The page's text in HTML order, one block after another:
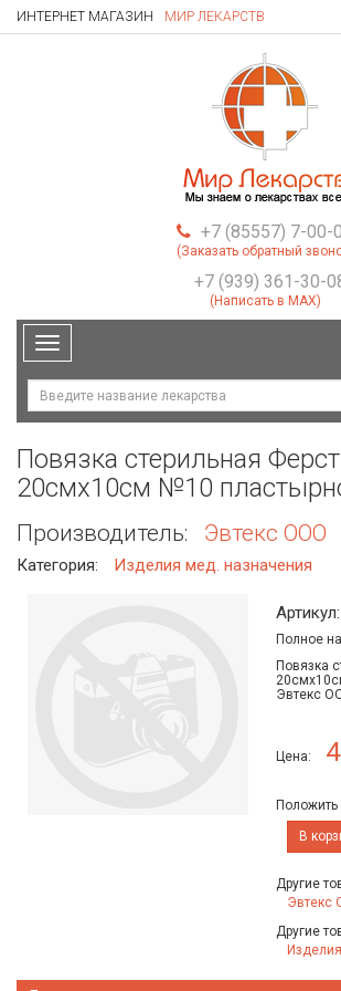
ИНТЕРНЕТ МАГАЗИН МИР ЛЕКАРСТВ
+7 (85557) 7-00-
(Заказать обратный
+7 (939) 361-30-
(Написать в MAX)
Toggle
navigation
Повязка стерильная
20смх10см №10
Производитель: Эвтекс ООО
Категория: Изделия мед. назначения
Полное
Повязка
Эвтекс
Цена:
Положить
В
Другие
Эвтекс
Другие